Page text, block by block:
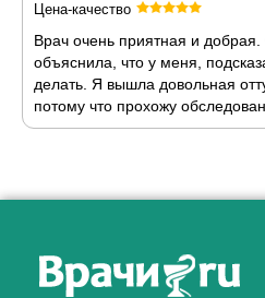
Цена-качество
Врач очень приятная и
объяснила, что у меня,
делать. Я вышла довольная
потому что прохожу